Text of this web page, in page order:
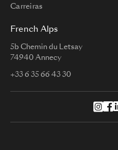
Carreiras
French Alps
5b Chemin du Letsay
74940 Annecy
+33 6 35 66 43 30